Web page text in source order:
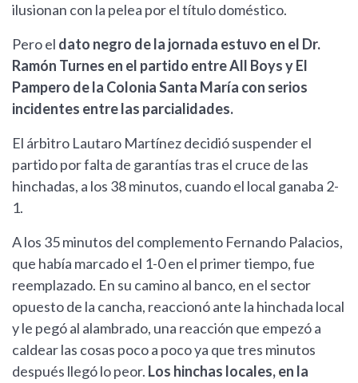
ilusionan con la pelea por el título doméstico.
Pero el dato negro de la jornada estuvo en el Dr.
Ramón Turnes en el partido entre All Boys y El
Pampero de la Colonia Santa María con serios
incidentes entre las parcialidades.
El árbitro Lautaro Martínez decidió suspender el
partido por falta de garantías tras el cruce de las
hinchadas, a los 38 minutos, cuando el local ganaba 2-
1.
A los 35 minutos del complemento Fernando Palacios,
que había marcado el 1-0 en el primer tiempo, fue
reemplazado. En su camino al banco, en el sector
opuesto de la cancha, reaccionó ante la hinchada local
y le pegó al alambrado, una reacción que empezó a
caldear las cosas poco a poco ya que tres minutos
después llegó lo peor. Los hinchas locales, en la